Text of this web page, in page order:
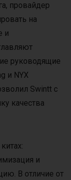
провайдер
на
и
руководящие
и NYX
Swintt с
качества
и
В отличие от